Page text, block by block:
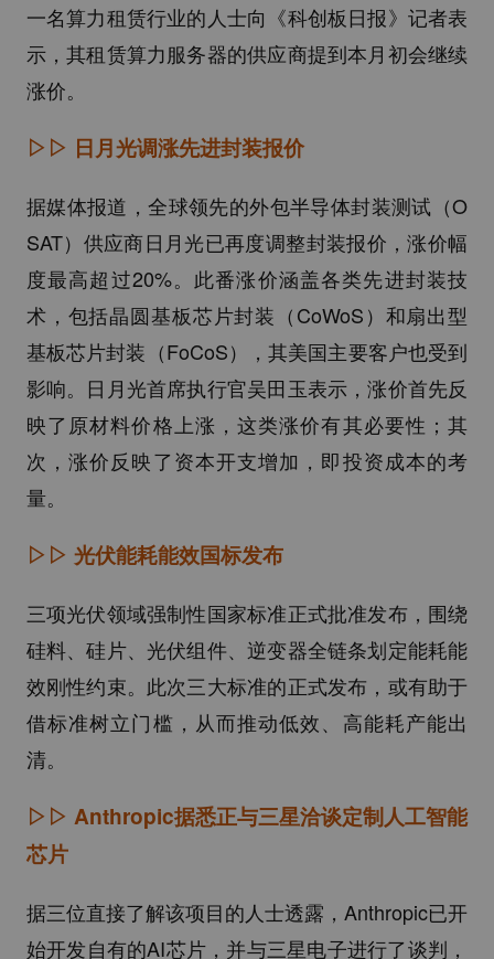
一名算力租赁行业的人士向《科创板日报》记者表
示，其租赁算力服务器的供应商提到本月初会继续
涨价。
▷▷ 日月光调涨先进封装报价
据媒体报道，全球领先的外包半导体封装测试（O
SAT）供应商日月光已再度调整封装报价，涨价幅
度最高超过20%。此番涨价涵盖各类先进封装技
术，包括晶圆基板芯片封装（CoWoS）和扇出型
基板芯片封装（FoCoS），其美国主要客户也受到
影响。日月光首席执行官吴田玉表示，涨价首先反
映了原材料价格上涨，这类涨价有其必要性；其
次，涨价反映了资本开支增加，即投资成本的考
量。
▷▷ 光伏能耗能效国标发布
三项光伏领域强制性国家标准正式批准发布，围绕
硅料、硅片、光伏组件、逆变器全链条划定能耗能
效刚性约束。此次三大标准的正式发布，或有助于
借标准树立门槛，从而推动低效、高能耗产能出
清。
▷▷ Anthropic据悉正与三星洽谈定制人工智能
芯片
据三位直接了解该项目的人士透露，Anthropic已开
始开发自有的AI芯片，并与三星电子进行了谈判，